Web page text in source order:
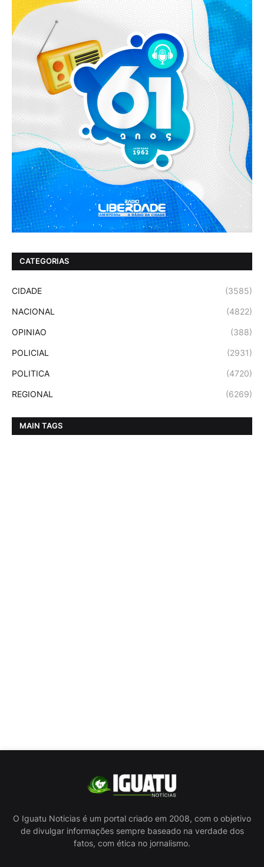
CATEGORIAS
CIDADE (3585)
NACIONAL (4822)
OPINIAO (388)
POLICIAL (2931)
POLITICA (4720)
REGIONAL (6269)
MAIN TAGS
O Iguatu Noticias é um portal criado em 2008, com o objetivo
de divulgar informações sempre baseado na verdade dos
fatos, com ética no jornalismo.